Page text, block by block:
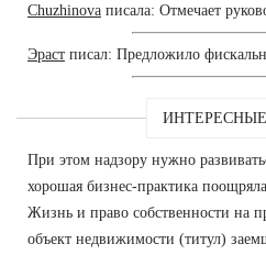
Chuzhinova писала: Отмечает
Эраст писал: Предложило
При этом надзору нужно
хорошая бизнес-практика
Жизнь и право собственности на
объект недвижимости (титул)